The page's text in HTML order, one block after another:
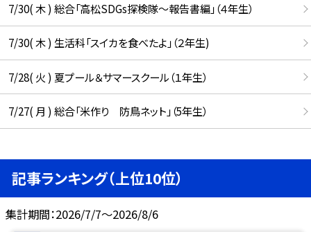
7/30( 木 ) 総合「高松SDGs探検隊〜報告書編」（４年生）
7/30( 木 ) 生活科「スイカを食べたよ」（２年生)
7/28( 火 ) 夏プール＆サマースクール（１年生）
7/27( 月 ) 総合「米作り 防鳥ネット」（5年生）
記事ランキング（上位10位）
集計期間：2026/7/7～2026/8/6